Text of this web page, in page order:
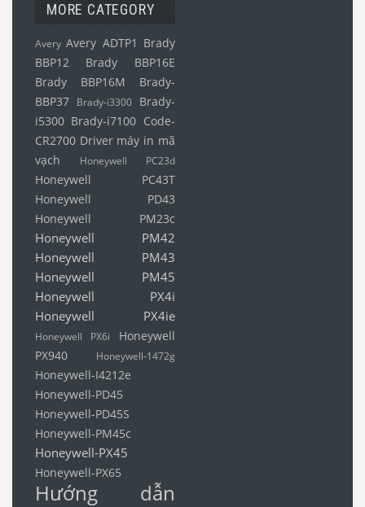
MORE CATEGORY
Avery Avery ADTP1
Brady
BBP12
Brady BBP16E
Brady BBP16M
Brady-
BBP37 Brady-i3300 Brady-
i5300 Brady-i7100 Code-
CR2700 Driver máy in mã
vạch
Honeywell PC23d
Honeywell PC43T
Honeywell PD43
Honeywell PM23c
Honeywell PM42
Honeywell PM43
Honeywell PM45
Honeywell PX4i
Honeywell PX4ie
Honeywell PX6i
Honeywell
PX940
Honeywell-1472g
Honeywell-I4212e
Honeywell-PD45
Honeywell-PD45S
Honeywell-PM45c
Honeywell-PX45
Honeywell-PX65
Hướng dẫn